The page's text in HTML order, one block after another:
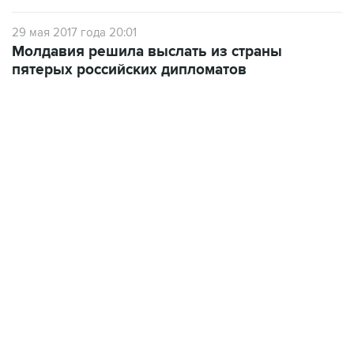
29 мая 2017 года 20:01
Молдавия решила выслать из страны
пятерых российских дипломатов